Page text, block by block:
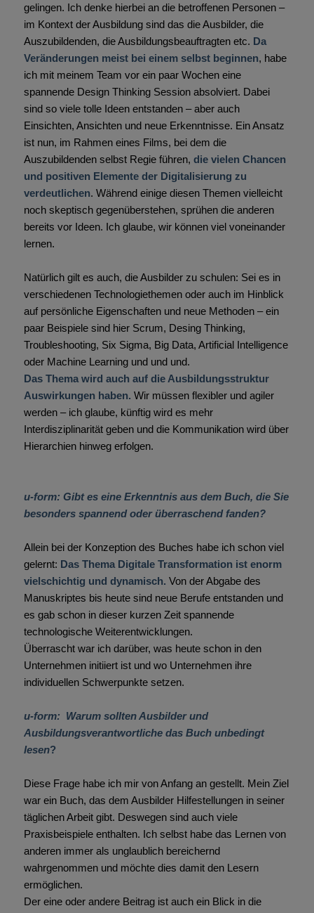
gelingen. Ich denke hierbei an die betroffenen Personen –
im Kontext der Ausbildung sind das die Ausbilder, die
Auszubildenden, die Ausbildungsbeauftragten etc. Da
Veränderungen meist bei einem selbst beginnen, habe
ich mit meinem Team vor ein paar Wochen eine
spannende Design Thinking Session absolviert. Dabei
sind so viele tolle Ideen entstanden – aber auch
Einsichten, Ansichten und neue Erkenntnisse. Ein Ansatz
ist nun, im Rahmen eines Films, bei dem die
Auszubildenden selbst Regie führen, die vielen Chancen
und positiven Elemente der Digitalisierung zu
verdeutlichen. Während einige diesen Themen vielleicht
noch skeptisch gegenüberstehen, sprühen die anderen
bereits vor Ideen. Ich glaube, wir können viel voneinander
lernen.
Natürlich gilt es auch, die Ausbilder zu schulen: Sei es in
verschiedenen Technologiethemen oder auch im Hinblick
auf persönliche Eigenschaften und neue Methoden – ein
paar Beispiele sind hier Scrum, Desing Thinking,
Troubleshooting, Six Sigma, Big Data, Artificial Intelligence
oder Machine Learning und und und.
Das Thema wird auch auf die Ausbildungsstruktur
Auswirkungen haben. Wir müssen flexibler und agiler
werden – ich glaube, künftig wird es mehr
Interdisziplinarität geben und die Kommunikation wird über
Hierarchien hinweg erfolgen.
u-form: Gibt es eine Erkenntnis aus dem Buch, die Sie
besonders spannend oder überraschend fanden?
Allein bei der Konzeption des Buches habe ich schon viel
gelernt: Das Thema Digitale Transformation ist enorm
vielschichtig und dynamisch. Von der Abgabe des
Manuskriptes bis heute sind neue Berufe entstanden und
es gab schon in dieser kurzen Zeit spannende
technologische Weiterentwicklungen.
Überrascht war ich darüber, was heute schon in den
Unternehmen initiiert ist und wo Unternehmen ihre
individuellen Schwerpunkte setzen.
u-form: Warum sollten Ausbilder und
Ausbildungsverantwortliche das Buch unbedingt
lesen?
Diese Frage habe ich mir von Anfang an gestellt. Mein Ziel
war ein Buch, das dem Ausbilder Hilfestellungen in seiner
täglichen Arbeit gibt. Deswegen sind auch viele
Praxisbeispiele enthalten. Ich selbst habe das Lernen von
anderen immer als unglaublich bereichernd
wahrgenommen und möchte dies damit den Lesern
ermöglichen.
Der eine oder andere Beitrag ist auch ein Blick in die